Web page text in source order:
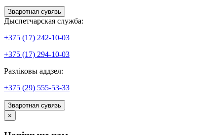
Зваротная сувязь
Дыспетчарская служба:
+375 (17) 242-10-03
+375 (17) 294-10-03
Разліковы аддзел:
+375 (29) 555-53-33
Зваротная сувязь
×